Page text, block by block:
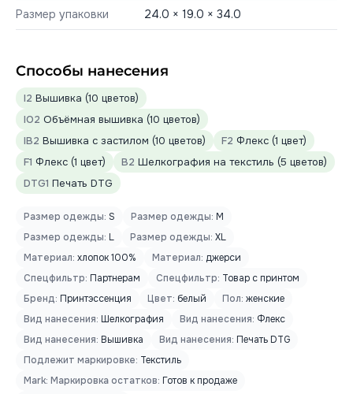
Размер упаковки 24.0 × 19.0 × 34.0
Способы нанесения
I2 Вышивка (10 цветов)
IO2 Объёмная вышивка (10 цветов)
IB2 Вышивка с застилом (10 цветов) F2 Флекс (1 цвет)
F1 Флекс (1 цвет) B2 Шелкография на текстиль (5 цветов)
DTG1 Печать DTG
Размер одежды: S Размер одежды: M
Размер одежды: L Размер одежды: XL
Материал: хлопок 100% Материал: джерси
Спецфильтр: Партнерам Спецфильтр: Товар с принтом
Бренд: Принтэссенция Цвет: белый Пол: женские
Вид нанесения: Шелкография Вид нанесения: Флекс
Вид нанесения: Вышивка Вид нанесения: Печать DTG
Подлежит маркировке: Текстиль
Mark: Маркировка остатков: Готов к продаже